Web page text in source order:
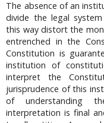
The absence of an
divide the legal
this way distort the
entrenched in the
Constitution is
institution of
interpret the
jurisprudence of this
of understanding
interpretation is final